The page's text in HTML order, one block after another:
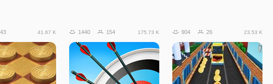
43 41.67 K 1440 154 175.73 K 904 26 23.53 K